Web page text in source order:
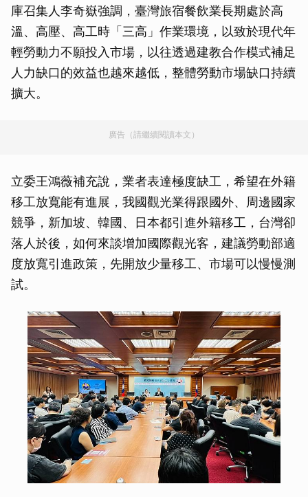
庫召集人李奇嶽強調，臺灣旅宿餐飲業長期處於高
溫、高壓、高工時「三高」作業環境，以致於現代年
輕勞動力不願投入市場，以往透過建教合作模式補足
人力缺口的效益也越來越低，整體勞動市場缺口持續
擴大。
廣告（請繼續閱讀本文）
立委王鴻薇補充說，業者表達極度缺工，希望在外籍
移工放寬能有進展，我國觀光業得跟國外、周邊國家
競爭，新加坡、韓國、日本都引進外籍移工，台灣卻
落人於後，如何來談增加國際觀光客，建議勞動部適
度放寬引進政策，先開放少量移工、市場可以慢慢測
試。